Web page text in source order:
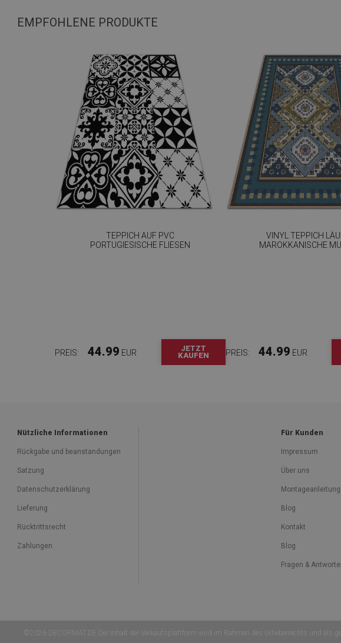
EMPFOHLENE PRODUKTE
TEPPICH AUF PVC
PORTUGIESISCHE FLIESEN
PREIS: 44.99 EUR
JETZT
KAUFEN
VINYL TEPPICH
MAROKKANISCHE
PREIS: 44.99 EUR
Nützliche Informationen
Rückgabe und beanstandungen
Satzung
Datenschutzerklärung
Lieferung
Rücktrittsrecht
Zahlungen
Für Kunden
Impressum
Über uns
Montageanleitung
Blog
Kontakt
Blog
Fragen &
©2026 DECORMAT.DE Der Inhalt der Verkaufsplattform wird im Rahmen des Urheberrechts und